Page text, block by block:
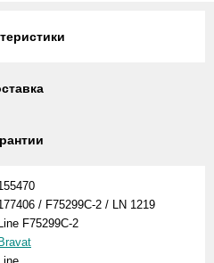
/ F75299C-2 / LN 1219
Line F75299C-2
Bravat